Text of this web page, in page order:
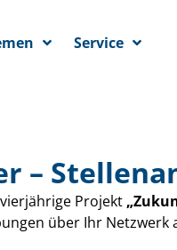
Service
–
Projekt
über Ihr Netzwerk